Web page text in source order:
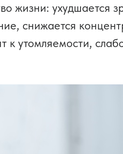
жизни: ухудшается
снижается
к утомляемости,